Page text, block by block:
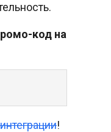
код на
!